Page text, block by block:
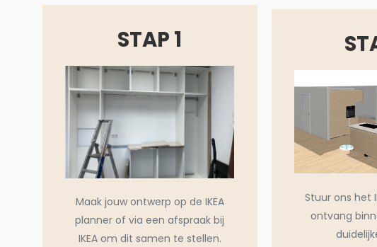
STAP 1
Maak jouw ontwerp op de IKEA
planner of via een afspraak bij
IKEA om dit samen te stellen.
Stuur ons het
ontvang